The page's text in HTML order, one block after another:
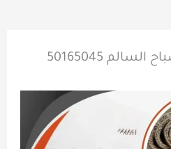
شركة غسيل سجاد صباح السالم 50165045